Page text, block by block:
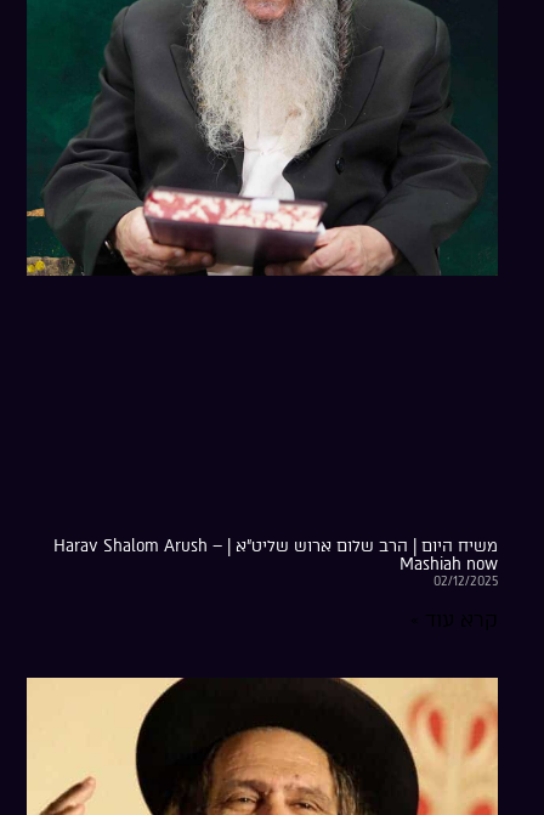
משיח היום | הרב שלום ארוש שליט”א | Harav Shalom Arush –
Mashiah now
02/12/2025
קרא עוד »